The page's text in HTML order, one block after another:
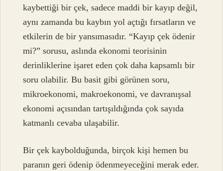
kaybettiği bir çek, sadece maddi bir kayıp değil,
aynı zamanda bu kaybın yol açtığı fırsatların ve
etkilerin de bir yansımasıdır. “Kayıp çek ödenir
mi?” sorusu, aslında ekonomi teorisinin
derinliklerine işaret eden çok daha kapsamlı bir
soru olabilir. Bu basit gibi görünen soru,
mikroekonomi, makroekonomi, ve davranışsal
ekonomi açısından tartışıldığında çok sayıda
katmanlı cevaba ulaşabilir.
Bir çek kaybolduğunda, birçok kişi hemen bu
paranın geri ödenip ödenmeyeceğini merak eder.